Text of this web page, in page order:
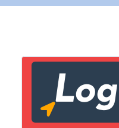
Lien vers
Copier lien